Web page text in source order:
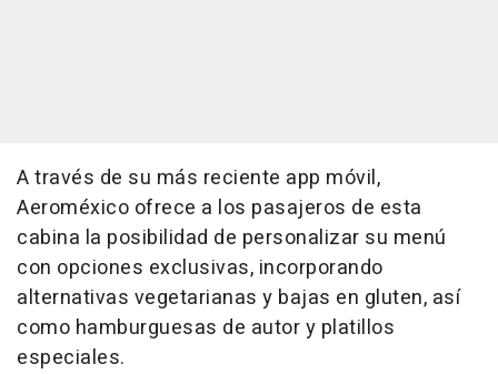
A través de su más reciente app móvil,
Aeroméxico ofrece a los pasajeros de esta
cabina la posibilidad de personalizar su menú
con opciones exclusivas, incorporando
alternativas vegetarianas y bajas en gluten, así
como hamburguesas de autor y platillos
especiales.